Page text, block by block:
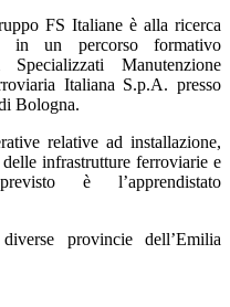
FS Italiane è alla ricerca
in un percorso formativo
Manutenzione
Italiana S.p.A. presso
Bologna.
relative ad installazione,
infrastrutture ferroviarie e
è l’apprendistato
provincie dell’Emilia